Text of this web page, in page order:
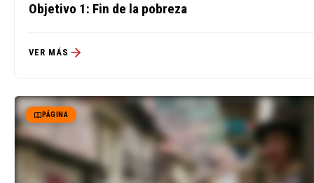
Objetivo 1: Fin de la pobreza
VER MÁS
PÁGINA